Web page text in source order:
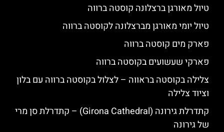
טיול מאורגן ברצלונה קוסטה ברווה
טיול יומי מאורגן מברצלונה לקוסטה ברווה
פארק מים קוסטה ברווה
פארקי שעשועים בקוסטה ברווה
צלילה בקוסטה בראווה – לצלול בקוסטה ברווה עם בלון
וציוד צלילה
קתדרלת גירונה (Girona Cathedral) – קתדרלת סן מרי
של גירונה